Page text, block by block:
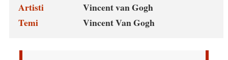
Artisti
Vincent van Gogh
Temi
Vincent Van Gogh